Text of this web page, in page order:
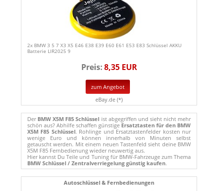
2x BMW 3 5 7 X3 X5 E46 E38 E39 E60 E61 E53 E83 Schlüssel AKKU
Batterie LIR2025 9
Preis:8,35 EUR
zum Angebot
eBay.de (*)
Der BMW X5M F85 Schlüssel ist abgegriffen und sieht nicht mehr
schön aus? Abhilfe schaffen günstigeErsatztasten für den BMW
X5M F85 Schlüssel. Rohlinge und Ersatztastenfelder kosten nur
wenige Euro und können innerhalb von Minuten selbst
getauscht werden. Mit einem neuen Tastenfeld sieht deine BMW
X5M F85 Fernbedienung wieder neuwertig aus.
Hier kannst Du Teile und Tuning für BMW-Fahrzeuge zum Thema
BMW Schlüssel / Zentralverriegelung günstig kaufen.
Autoschlüssel & Fernbedienungen